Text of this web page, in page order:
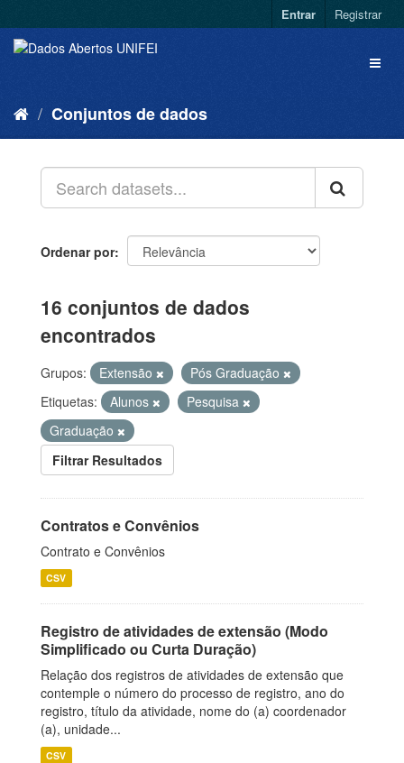
Entrar Registrar
Conjuntos de dados
Ordenar por
16 conjuntos de dados
encontrados
Grupos: Extensão
Pós Graduação
Etiquetas:
Alunos
Pesquisa
Graduação
Filtrar Resultados
Contratos e Convênios
Contrato e Convênios
CSV
Registro de atividades de extensão (Modo
Simplificado ou Curta Duração)
Relação dos registros de atividades de extensão que
contemple o número do processo de registro, ano do
registro, título da atividade, nome do (a) coordenador
(a), unidade...
CSV